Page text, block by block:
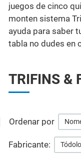
juegos de cinco
monten sistema
ayuda para saber
tabla no dudes en
TRIFINS &
Ordenar por
Fabricante: